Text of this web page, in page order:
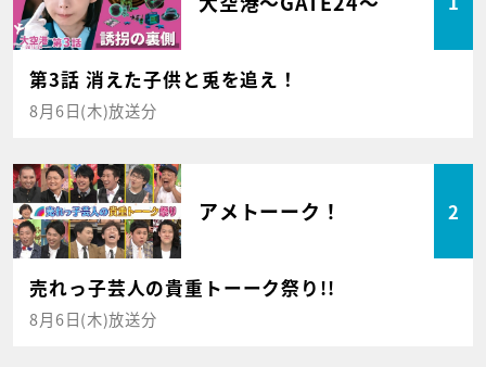
第3話 消えた子供と兎を追え！
8月6日(木)放送分
アメトーーク！ 2
売れっ子芸人の貴重トーーク祭り!!
8月6日(木)放送分